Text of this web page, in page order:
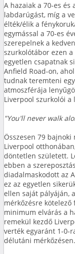
A hazaiak a 70-es és
labdarúgást, míg a
élték/élik a
egymással a 70-es
szerepelnek a
szurkolótábor ezen a
egyetlen csapatnak
Anfield Road-on,
tudnak teremteni
atmoszférája
Liverpool szurkolói a
"You'll never walk
Összesen 79
Liverpool
döntetlen született.
ebben a
diadalmaskodott az
ez az egyetlen
ellen saját pályáján,
mérkőzésre
minimum elvárás a
remekül kezdő
verték egyaránt 1-0-
délutáni mérkőzésen.